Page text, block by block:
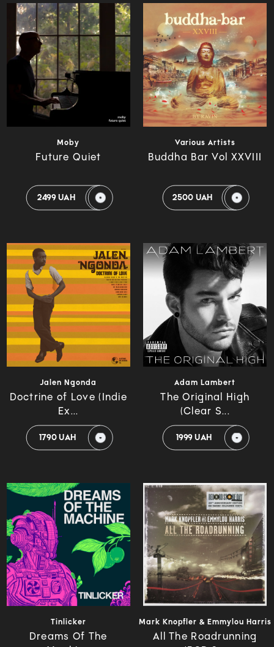
Moby
Future Quiet
2499 UAH
Various Artists
Buddha Bar Vol XXVIII
2500 UAH
Jalen Ngonda
Doctrine of Love (Indie
Ex...
1790 UAH
Adam Lambert
The Original High
(Clear S...
1999 UAH
Tinlicker
Dreams Of The
Mark Knopfler & Emmylou Harris
All The Roadrunning